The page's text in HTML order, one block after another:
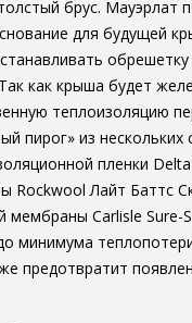
брус. Мауэрлат
для будущей
как крыша будет
теплоизоляцию
пирог» из нескольких
пленки
Rockwool Лайт Баттс
мембраны Carlisle Sure-
минимума
предотвратит